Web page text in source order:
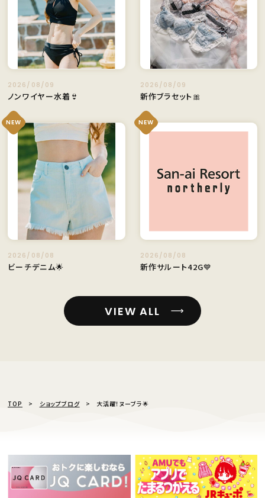
2026/08/09
ノンワイヤー水着👙
2026/08/09
新作ブラセット🎀
NEW
2026/08/08
ビーチデニム🌟
NEW
2026/08/08
新作サルート42G💙
VIEW ALL
TOP ショップブログ 大活躍！ヌーブラ🌟